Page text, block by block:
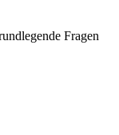
Fragen